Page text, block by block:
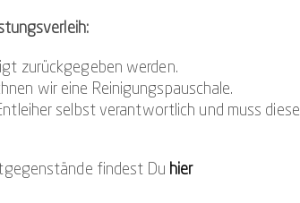
zurückgegeben werden.
wir eine Reinigungspauschale.
selbst verantwortlich und muss diese
findest Du hier